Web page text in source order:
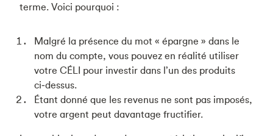
terme. Voici pourquoi :
Malgré la présence du mot « épargne » dans le
nom du compte, vous pouvez en réalité utiliser
votre CÉLI pour investir dans l’un des produits
ci‑dessus.
Étant donné que les revenus ne sont pas imposés,
votre argent peut davantage fructifier.